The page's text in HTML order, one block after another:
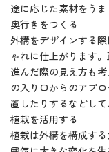
途に応じた素材をうま
奥行きをつくる
外構をデザインする
ゃれに仕上がります
進んだ際の見え方も
の入り口からのアプ
置したりするなどし
植栽を活用する
植栽は外構を構成す